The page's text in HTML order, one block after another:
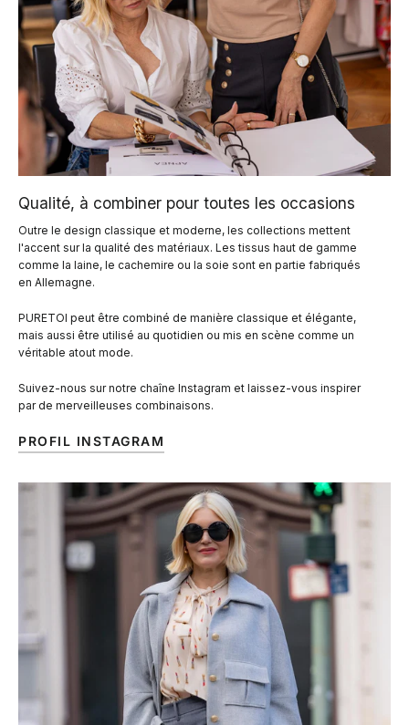
Qualité, à combiner pour toutes les occasions
Outre le design classique et moderne, les collections mettent
l'accent sur la qualité des matériaux. Les tissus haut de gamme
comme la laine, le cachemire ou la soie sont en partie fabriqués
en Allemagne.
PURETOI peut être combiné de manière classique et élégante,
mais aussi être utilisé au quotidien ou mis en scène comme un
véritable atout mode.
Suivez-nous sur notre chaîne Instagram et laissez-vous inspirer
par de merveilleuses combinaisons.
PROFIL INSTAGRAM